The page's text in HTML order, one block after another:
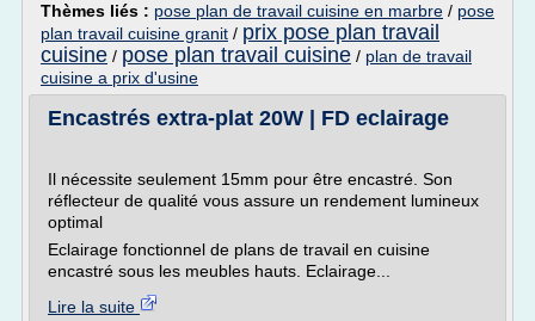
Thèmes liés : pose plan de travail cuisine en marbre / pose
plan travail cuisine granit / prix pose plan travail
cuisine / pose plan travail cuisine / plan de travail
cuisine a prix d'usine
Encastrés extra-plat 20W | FD eclairage
Il nécessite seulement 15mm pour être encastré. Son
réflecteur de qualité vous assure un rendement lumineux
optimal
Eclairage fonctionnel de plans de travail en cuisine
encastré sous les meubles hauts. Eclairage...
Lire la suite